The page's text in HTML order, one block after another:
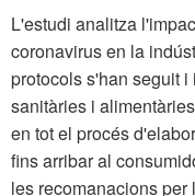
L'estudi analitza
coronavirus en la
protocols s'han seguit
sanitàries i
en tot el procés
fins arribar al
les recomanacions